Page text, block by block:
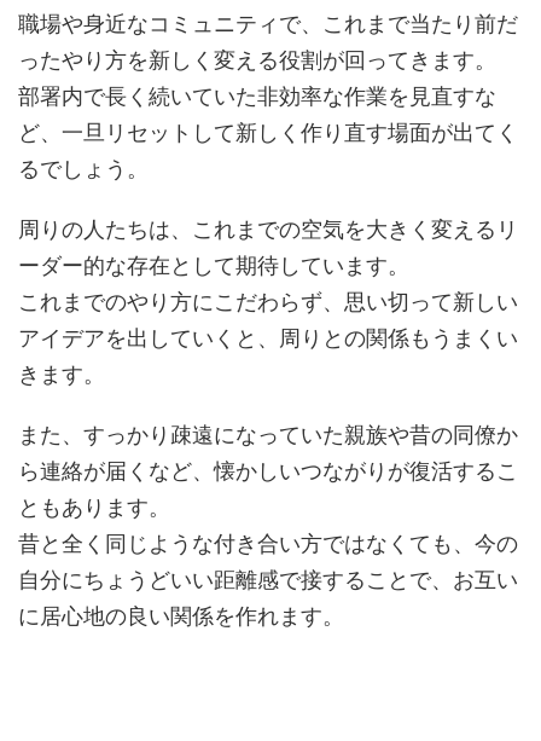
職場や身近なコミュニティで、これまで当たり前だ
ったやり方を新しく変える役割が回ってきます。
部署内で長く続いていた非効率な作業を見直すな
ど、一旦リセットして新しく作り直す場面が出てく
るでしょう。
周りの人たちは、これまでの空気を大きく変えるリ
ーダー的な存在として期待しています。
これまでのやり方にこだわらず、思い切って新しい
アイデアを出していくと、周りとの関係もうまくい
きます。
また、すっかり疎遠になっていた親族や昔の同僚か
ら連絡が届くなど、懐かしいつながりが復活するこ
ともあります。
昔と全く同じような付き合い方ではなくても、今の
自分にちょうどいい距離感で接することで、お互い
に居心地の良い関係を作れます。